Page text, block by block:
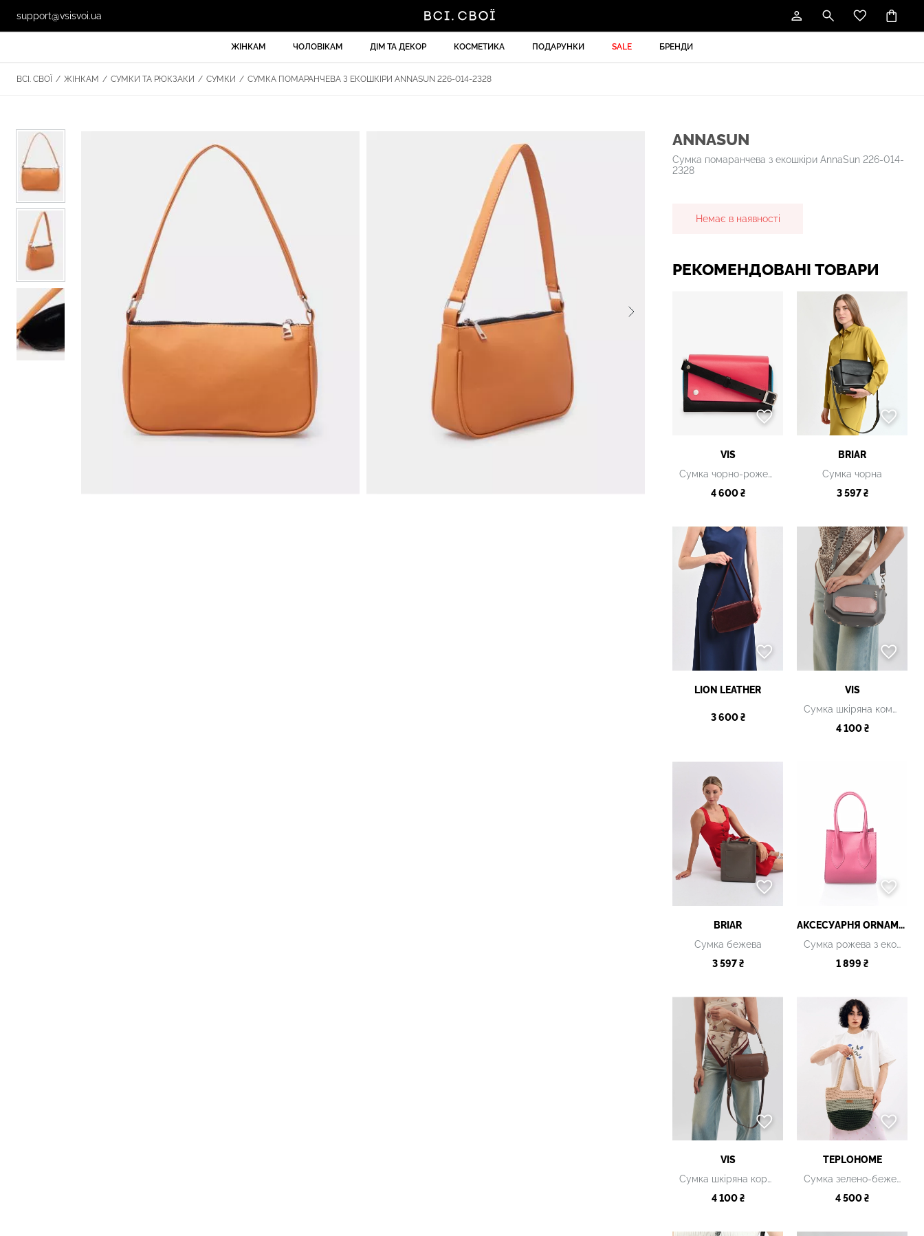
support@vsisvoi.ua
ЖІНКАМ ЧОЛОВІКАМ ДІМ ТА ДЕКОР КОСМЕТИКА ПОДАРУНКИ SALE БРЕНДИ
ВСІ. СВОЇ / ЖІНКАМ / СУМКИ ТА РЮКЗАКИ / СУМКИ / СУМКА ПОМАРАНЧЕВА З ЕКОШКІРИ ANNASUN 226-014-2328
ANNASUN
Сумка помаранчева з екошкіри AnnaSun 226-014-
2328
Немає в наявності
РЕКОМЕНДОВАНІ ТОВАРИ
VIS
Сумка чорно-рожева шкіряна
4 600 ₴
BRIAR
Сумка чорна
3 597 ₴
LION LEATHER
3 600 ₴
VIS
Сумка шкіряна комбінована
4 100 ₴
BRIAR
Сумка бежева
3 597 ₴
АКСЕСУАРНЯ ОRNAMENT
Сумка рожева з екошкіри
1 899 ₴
VIS
Сумка шкіряна коричнева
4 100 ₴
TEPLOHOME
Сумка зелено-бежева
4 500 ₴